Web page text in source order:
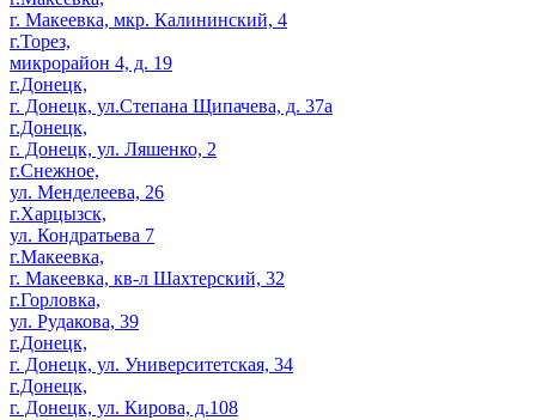
г. Макеевка, мкр. Калининский, 4
г.Торез,
микрорайон 4, д. 19
г.Донецк,
г. Донецк, ул.Степана Щипачева, д. 37а
г.Донецк,
г. Донецк, ул. Ляшенко, 2
г.Снежное,
ул. Менделеева, 26
г.Харцызск,
ул. Кондратьева 7
г.Макеевка,
г. Макеевка, кв-л Шахтерский, 32
г.Горловка,
ул. Рудакова, 39
г.Донецк,
г. Донецк, ул. Университетская, 34
г.Донецк,
г. Донецк, ул. Кирова, д.108